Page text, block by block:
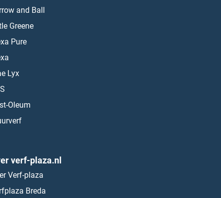
and Ball
Greene
Pure
Lyx
Oleum
verf-plaza.nl
Verf-plaza
Breda